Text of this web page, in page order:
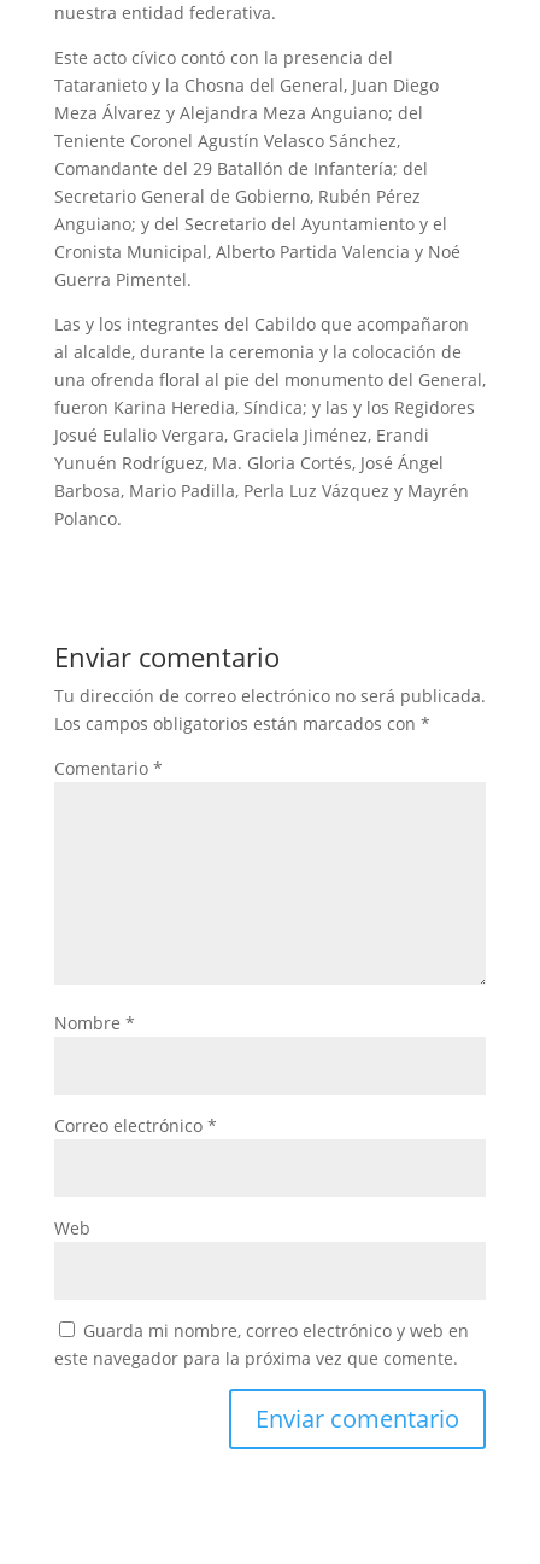
nuestra entidad federativa.
Este acto cívico contó con la presencia del
Tataranieto y la Chosna del General, Juan Diego
Meza Álvarez y Alejandra Meza Anguiano; del
Teniente Coronel Agustín Velasco Sánchez,
Comandante del 29 Batallón de Infantería; del
Secretario General de Gobierno, Rubén Pérez
Anguiano; y del Secretario del Ayuntamiento y el
Cronista Municipal, Alberto Partida Valencia y Noé
Guerra Pimentel.
Las y los integrantes del Cabildo que acompañaron
al alcalde, durante la ceremonia y la colocación de
una ofrenda floral al pie del monumento del General,
fueron Karina Heredia, Síndica; y las y los Regidores
Josué Eulalio Vergara, Graciela Jiménez, Erandi
Yunuén Rodríguez, Ma. Gloria Cortés, José Ángel
Barbosa, Mario Padilla, Perla Luz Vázquez y Mayrén
Polanco.
Enviar comentario
Tu dirección de correo electrónico no será publicada.
Los campos obligatorios están marcados con *
Comentario *
Nombre *
Correo electrónico *
Web
Guarda mi nombre, correo electrónico y web en
este navegador para la próxima vez que comente.